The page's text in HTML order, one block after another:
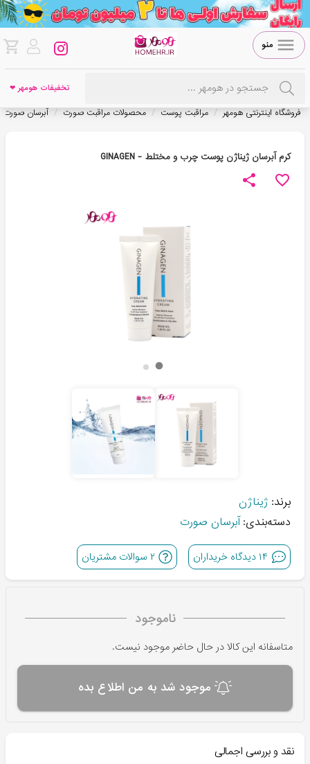
منو
تخفیفات هومهر ❤
فروشگاه اینترنتی هومهر / مراقبت پوست / محصولات مراقبت صورت / آبرسان صورت
کرم آبرسان ژیناژن پوست چرب و مختلط - GINAGEN
برند: ژیناژن
دسته‌بندی: آبرسان صورت
۱۴دیدگاه خریداران ۲ سوالات مشتریان
ناموجود
متاسفانه این کالا در حال حاضر موجود نیست.
موجود شد به من اطلاع بده
نقد و بررسی اجمالی